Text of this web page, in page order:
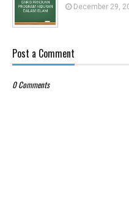
December 29,
Post a Comment
0 Comments